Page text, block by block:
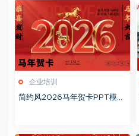
企业培训
简约风2026马年贺卡PPT模板